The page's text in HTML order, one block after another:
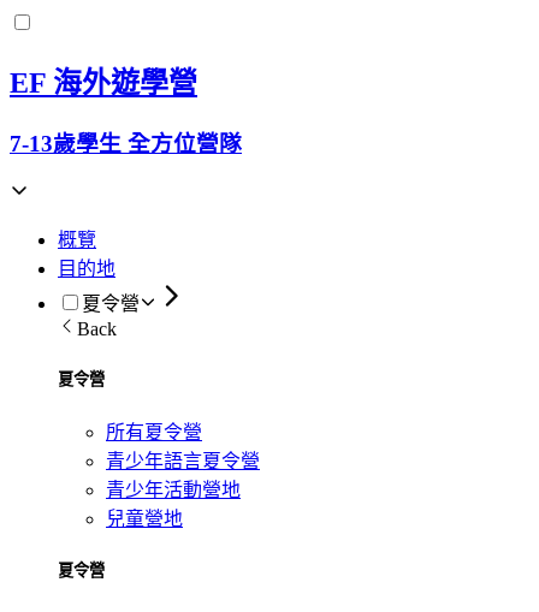
EF 海外遊學營
7-13歲學生 全方位營隊
概覽
目的地
夏令營
Back
夏令營
所有夏令營
青少年語言夏令營
青少年活動營地
兒童營地
夏令營